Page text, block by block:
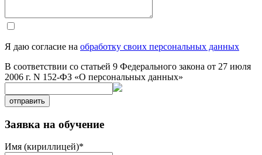
Я даю согласие на обработку своих персональных данных
В соответствии со статьей 9 Федерального закона от 27 июля
2006 г. N 152-ФЗ «О персональных данных»
отправить
Заявка на обучение
Имя (кириллицей)*